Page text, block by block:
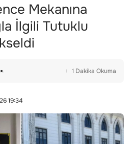
Mekanına
İlgili Tutuklu
19:34
1 Dakika Okuma